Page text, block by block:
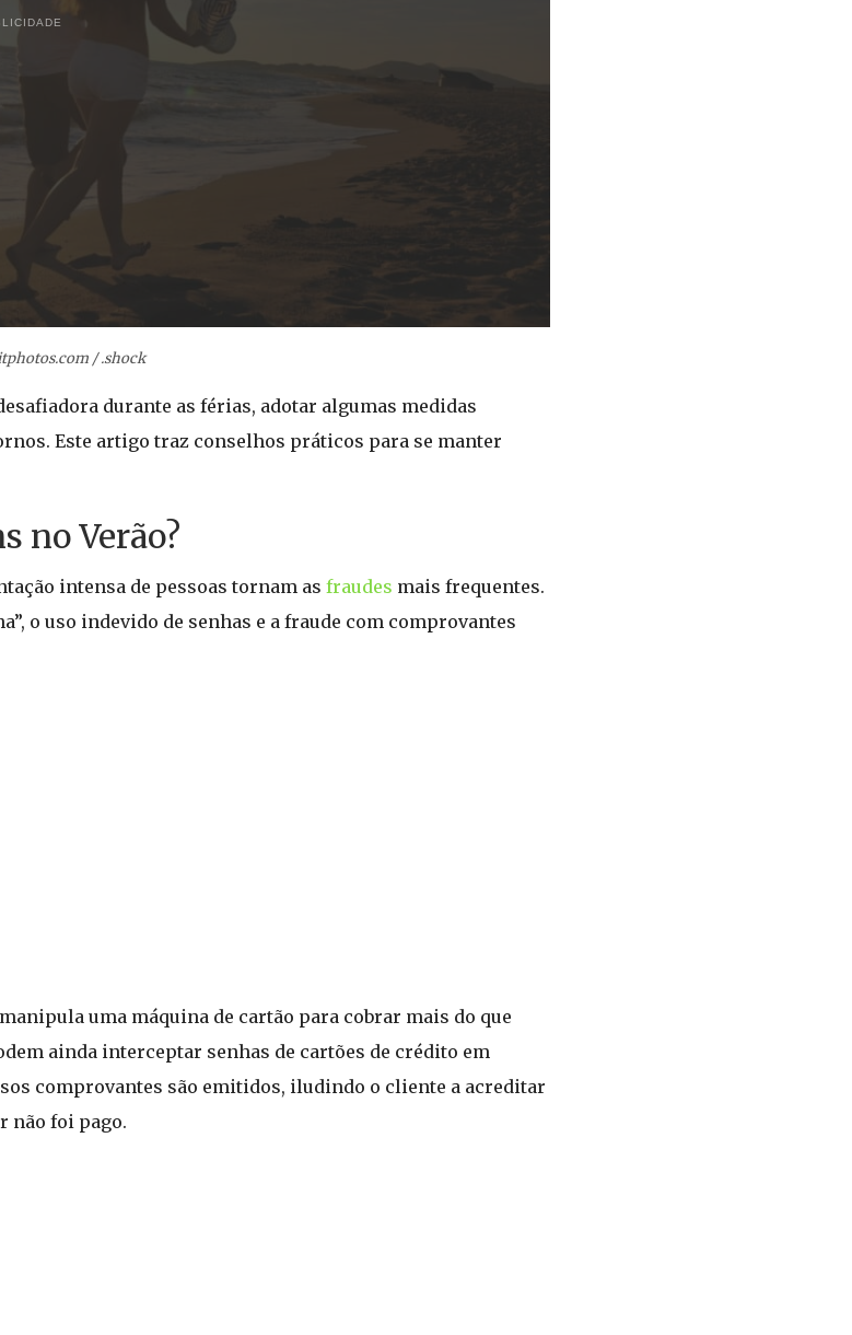
/ .shock
durante as férias, adotar algumas medidas
Este artigo traz conselhos práticos para se manter
no Verão?
intensa de pessoas tornam as fraudes mais frequentes.
o uso indevido de senhas e a fraude com comprovantes
uma máquina de cartão para cobrar mais do que
ainda interceptar senhas de cartões de crédito em
comprovantes são emitidos, iludindo o cliente a acreditar
não foi pago.